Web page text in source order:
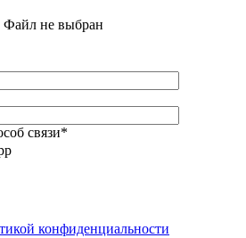
Файл не выбран
связи*
конфиденциальности